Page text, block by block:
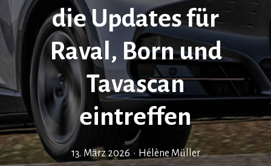
die Updates für
Raval, Born und
Tavascan
eintreffen
13. März 2026 • Hélène Müller